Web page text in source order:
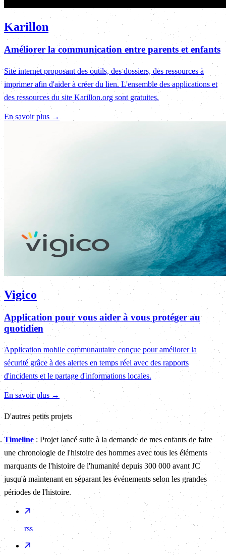
Karillon
Améliorer la communication entre parents et enfants
Site internet proposant des outils, des dossiers, des ressources à
imprimer afin d'aider à créer du lien. L'ensemble des applications et
des ressources du site Karillon.org sont gratuites.
En savoir plus →
Vigico
Application pour vous aider à vous protéger au
quotidien
Application mobile communautaire conçue pour améliorer la
sécurité grâce à des alertes en temps réel avec des rapports
d'incidents et le partage d'informations locales.
En savoir plus →
D'autres petits projets
Timeline : Projet lancé suite à la demande de mes enfants de faire
une chronologie de l'histoire des hommes avec tous les éléments
marquants de l'histoire de l'humanité depuis 300 000 avant JC
jusqu'à maintenant en séparant les événements selon les grandes
périodes de l'histoire.
rss